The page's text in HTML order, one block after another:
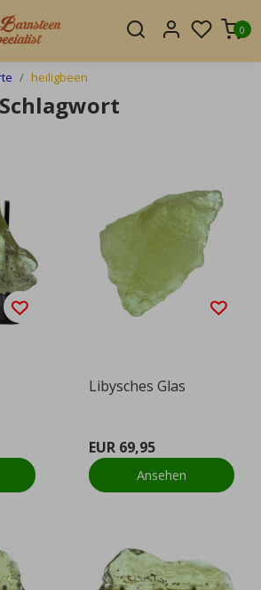
0
heiligbeen
Libysches Glas
EUR 69,95
Ansehen